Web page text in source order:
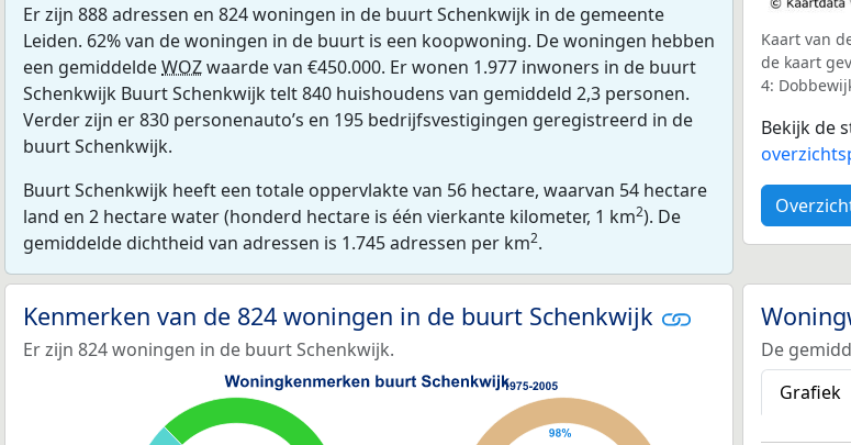
Er zijn 888 adressen en 824 woningen in de buurt Schenkwijk in de gemeente
Leiden. 62% van de woningen in de buurt is een koopwoning. De woningen hebben
een gemiddeldeWOZwaarde van €450.000. Er wonen 1.977 inwoners in de buurt
Schenkwijk Buurt Schenkwijk telt 840 huishoudens van gemiddeld 2,3 personen.
Verder zijn er 830 personenauto’s en 195 bedrijfsvestigingen geregistreerd in de
buurt Schenkwijk.
Buurt Schenkwijk heeft een totale oppervlakte van 56 hectare, waarvan 54 hectare
land en 2 hectare water (honderd hectare is één vierkante kilometer, 1 km2). De
gemiddelde dichtheid van adressen is 1.745 adressen per km2.
Kaart van
de kaart
4:
Bekijk de
Kenmerken van de 824 woningen in de buurt Schenkwijk
Er zijn 824 woningen in de buurt Schenkwijk. De
Grafiek